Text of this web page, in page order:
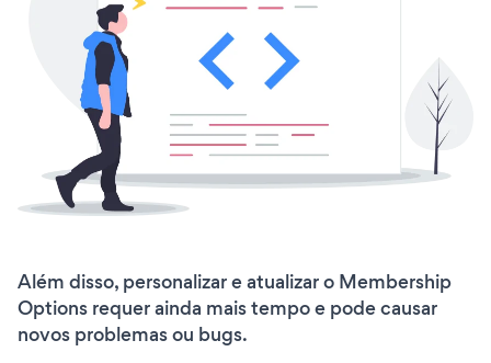
Além disso, personalizar e atualizar o Membership
Options requer ainda mais tempo e pode causar
novos problemas ou bugs.